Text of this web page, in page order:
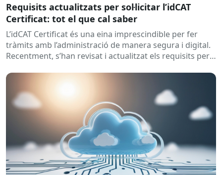
Requisits actualitzats per sol·licitar l’idCAT
Certificat: tot el que cal saber
L’idCAT Certificat és una eina imprescindible per fer
tràmits amb l’administració de manera segura i digital.
Recentment, s’han revisat i actualitzat els requisits per